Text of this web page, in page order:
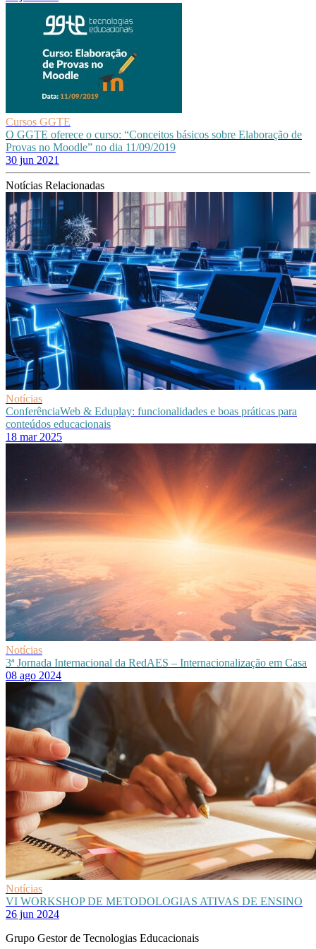
Cursos GGTE
O GGTE oferece o curso: “Conceitos básicos sobre Elaboração de
Provas no Moodle” no dia 11/09/2019
30 jun 2021
Notícias Relacionadas
Notícias
ConferênciaWeb & Eduplay: funcionalidades e boas práticas para
conteúdos educacionais
18 mar 2025
Notícias
3ª Jornada Internacional da RedAES – Internacionalização em Casa
08 ago 2024
Notícias
VI WORKSHOP DE METODOLOGIAS ATIVAS DE ENSINO
26 jun 2024
Grupo Gestor de Tecnologias Educacionais